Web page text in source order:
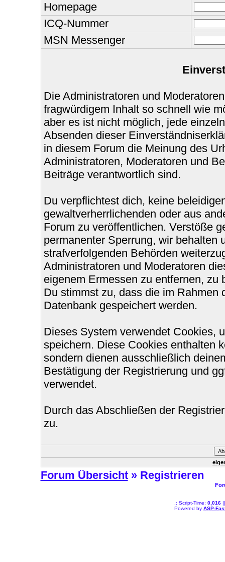
Homepage
ICQ-Nummer
MSN Messenger
Die Administratoren und
fragwürdigem Inhalt so schnell wie
aber es ist nicht möglich, jede
Absenden dieser
in diesem Forum die Meinung des
Administratoren, Moderatoren und
Beiträge verantwortlich sind.
Du verpflichtest dich, keine
gewaltverherrlichenden oder aus
Forum zu veröffentlichen. Verstöße
permanenter Sperrung, wir behalten
strafverfolgenden Behörden
Administratoren und Moderatoren
eigenem Ermessen zu entfernen, zu
Du stimmst zu, dass die im Rahmen
Datenbank gespeichert werden.
Dieses System verwendet Cookies,
speichern. Diese Cookies enthalten
sondern dienen ausschließlich
Bestätigung der Registrierung und
verwendet.
Durch das Abschließen der
zu.
Forum Übersicht» Registrieren
.: Script-Time: 0,016||
Powered by ASP-